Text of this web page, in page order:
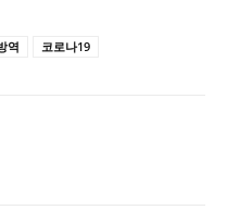
역 코로나19